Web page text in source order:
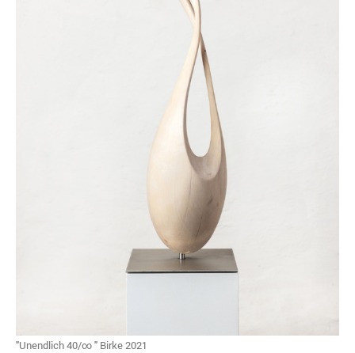
"Unendlich 40/∞ " Birke 2021